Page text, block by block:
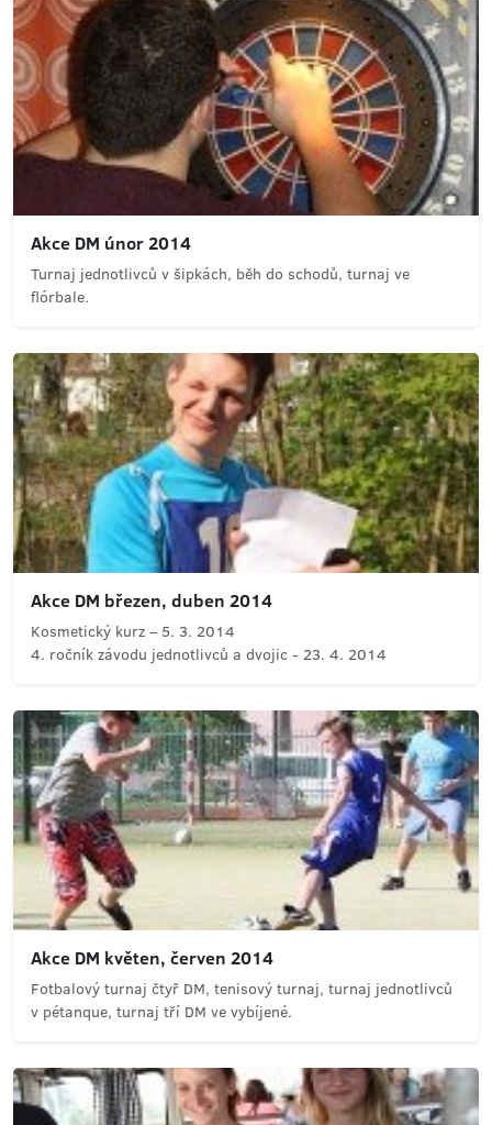
Akce DM únor 2014
Turnaj jednotlivců v šipkách, běh do schodů, turnaj ve
flórbale.
Akce DM březen, duben 2014
Kosmetický kurz – 5. 3. 2014
4. ročník závodu jednotlivců a dvojic - 23. 4. 2014
Akce DM květen, červen 2014
Fotbalový turnaj čtyř DM, tenisový turnaj, turnaj jednotlivců
v pétanque, turnaj tří DM ve vybíjené.